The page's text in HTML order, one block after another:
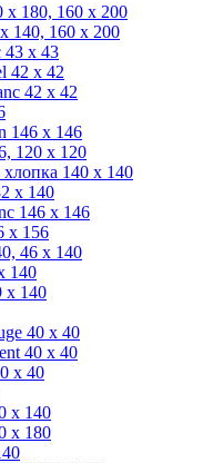
x 180, 160 х 200
140, 160 х 200
43 x 43
42 x 42
42 x 42
146 x 146
120 x 120
хлопка 140 x 140
x 140
146 x 146
x 156
46 x 140
140
x 140
40 x 40
40 x 40
x 40
x 140
x 180